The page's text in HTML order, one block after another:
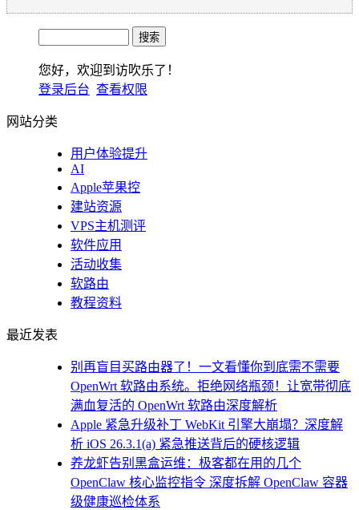
您好，欢迎到访吹乐了！
登录后台 查看权限
网站分类
用户体验提升
AI
Apple苹果控
建站资源
VPS主机测评
软件应用
活动收集
软路由
教程资料
最近发表
别再盲目买路由器了！一文看懂你到底需不需要
OpenWrt 软路由系统。拒绝网络瓶颈！让宽带彻底
满血复活的 OpenWrt 软路由深度解析
Apple 紧急升级补丁 WebKit 引擎大崩塌？深度解
析 iOS 26.3.1(a) 紧急推送背后的硬核逻辑
养龙虾告别黑盒运维：极客都在用的几个
OpenClaw 核心监控指令 深度拆解 OpenClaw 容器
级健康巡检体系